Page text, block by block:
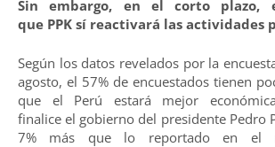
Sin embargo, en el corto plazo,
que PPK sí reactivará las actividades
Según los datos revelados por la
agosto, el 57% de encuestados tienen
que el Perú estará mejor
finalice el gobierno del presidente Pedro
7% más que lo reportado en el